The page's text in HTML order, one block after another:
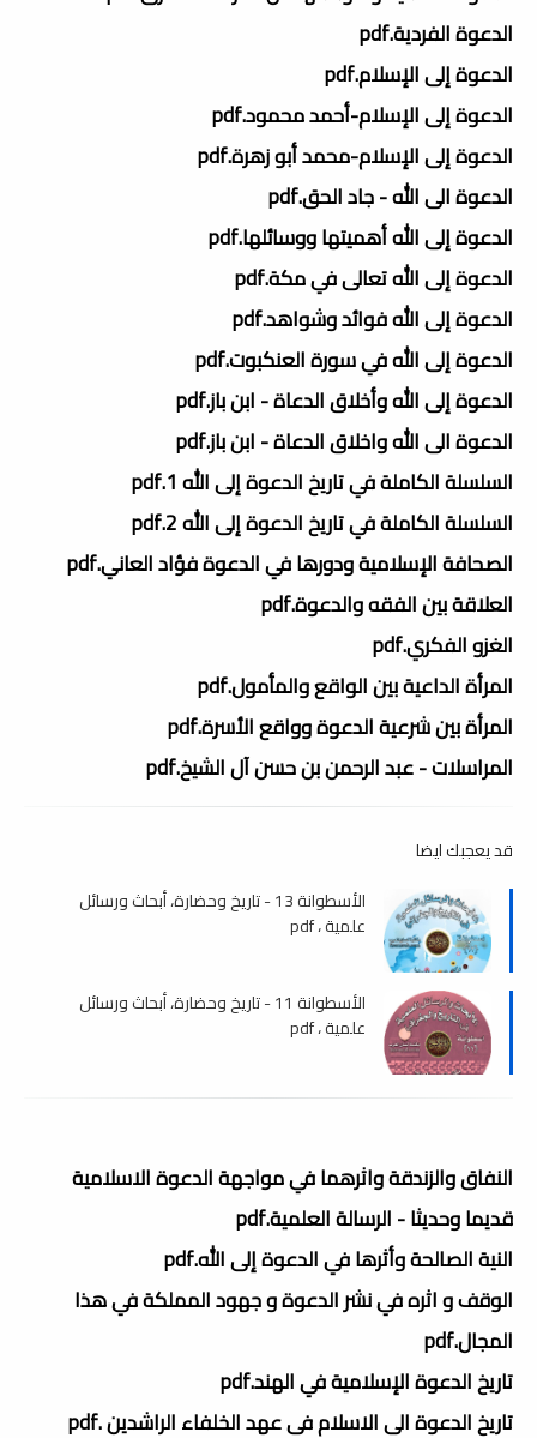
الدعوة الفردية.pdf
الدعوة إلى الإسلام.pdf
الدعوة إلى الإسلام-أحمد محمود.pdf
الدعوة إلى الإسلام-محمد أبو زهرة.pdf
الدعوة الى الله - جاد الحق.pdf
الدعوة إلى الله أهميتها ووسائلها.pdf
الدعوة إلى الله تعالى في مكة.pdf
الدعوة إلى الله فوائد وشواهد.pdf
الدعوة إلى الله في سورة العنكبوت.pdf
الدعوة إلى الله وأخلاق الدعاة - ابن باز.pdf
الدعوة الى الله واخلاق الدعاة - ابن باز.pdf
السلسلة الكاملة في تاريخ الدعوة إلى الله 1.pdf
السلسلة الكاملة في تاريخ الدعوة إلى الله 2.pdf
الصحافة الإسلامية ودورها في الدعوة فؤاد العاني.pdf
العلاقة بين الفقه والدعوة.pdf
الغزو الفكري.pdf
المرأة الداعية بين الواقع والمأمول.pdf
المرأة بين شرعية الدعوة وواقع الأسرة.pdf
المراسلات - عبد الرحمن بن حسن آل الشيخ.pdf
قد يعجبك ايضا
الأسطوانة 13 - تاريخ وحضارة، أبحاث ورسائل
علمية ، pdf
الأسطوانة 11 - تاريخ وحضارة، أبحاث ورسائل
علمية ، pdf
النفاق والزندقة واثرهما في مواجهة الدعوة الاسلامية
قديما وحديثا - الرسالة العلمية.pdf
النية الصالحة وأثرها في الدعوة إلى الله.pdf
الوقف و اثره في نشر الدعوة و جهود المملكة في هذا
المجال.pdf
تاريخ الدعوة الإسلامية في الهند.pdf
تاريخ الدعوة الى الاسلام فى عهد الخلفاء الراشدين .pdf